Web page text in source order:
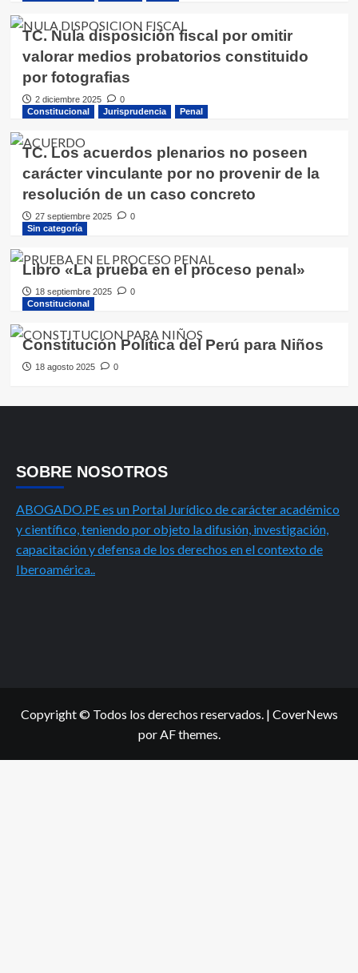
TC. Nula disposición fiscal por omitir
valorar medios probatorios constituido
por fotografias
2 diciembre 2025
0
Constitucional
Jurisprudencia Penal
TC. Los acuerdos plenarios no poseen
carácter vinculante por no provenir de la
resolución de un caso concreto
27 septiembre 2025
0
Sin categoría
Libro «La prueba en el proceso penal»
18 septiembre 2025
0
Constitucional
Constitución Política del Perú para Niños
18 agosto 2025 0
SOBRE NOSOTROS
ABOGADO.PE es un Portal Jurídico de carácter académico
y científico, teniendo por objeto la difusión, investigación,
capacitación y defensa de los derechos en el contexto de
Iberoamérica..
Copyright © Todos los derechos reservados. | CoverNews
por AF themes.